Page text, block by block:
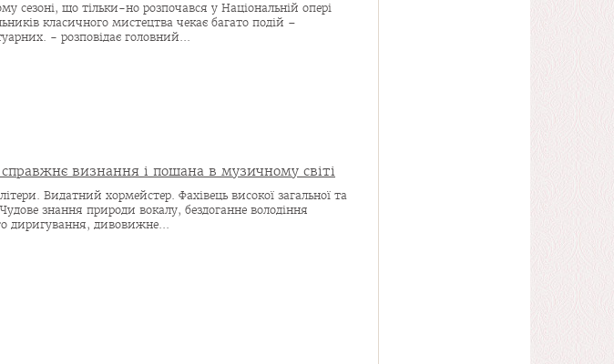
сезоні, що тільки-но розпочався у Національній опері
класичного мистецтва чекає багато подій –
- розповідає головний...
визнання і пошана в музичному світі
Видатний хормейстер. Фахівець високої загальної та
знання природи вокалу, бездоганне володіння
диригування, дивовижне...